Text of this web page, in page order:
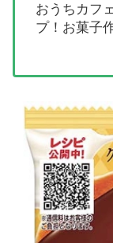
おうちカフ
プ！お菓子